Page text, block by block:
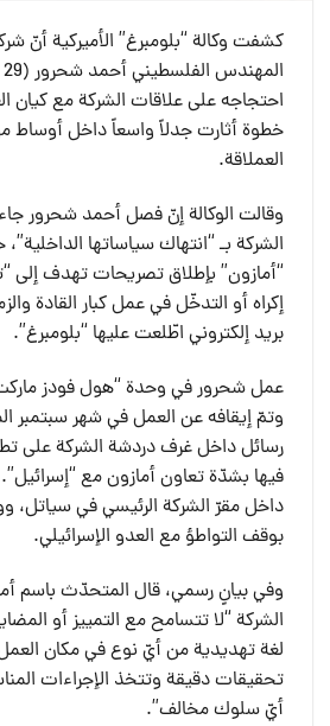
كشفت وكالة “بلومبرغ” الأميركية أنّ
احتجاجه على علاقات الشركة مع كيان
خطوة أثارت جدلاً واسعاً داخل أوساط
العملاقة.
وقالت الوكالة إنّ فصل أحمد شحرور
الشركة بـ “انتهاك سياساتها
“أمازون” بإطلاق تصريحات تهدف إلى
إكراه أو التدخّل في عمل كبار القادة
بريد إلكتروني اطّلعت عليها “بلومبرغ”.
عمل شحرور في وحدة “هول فودز ماركت”
وتمّ إيقافه عن العمل في شهر سبتمبر
رسائل داخل غرف دردشة الشركة على
فيها بشدّة تعاون أمازون مع
داخل مقرّ الشركة الرئيسي في سياتل،
بوقف التواطؤ مع العدو الإسرائيلي.
وفي بيانٍ رسمي، قال المتحدّث باسم
الشركة “لا تتسامح مع التمييز أو
لغة تهديدية من أيّ نوع في مكان
تحقيقات دقيقة وتتخذ الإجراءات
أيّ سلوك مخالف”.